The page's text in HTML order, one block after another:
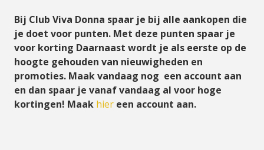
Bij Club Viva Donna spaar je bij alle aankopen die
je doet voor punten. Met deze punten spaar je
voor korting Daarnaast wordt je als eerste op de
hoogte gehouden van nieuwigheden en
promoties. Maak vandaag nog een account aan
en dan spaar je vanaf vandaag al voor hoge
kortingen! Maak hier een account aan.